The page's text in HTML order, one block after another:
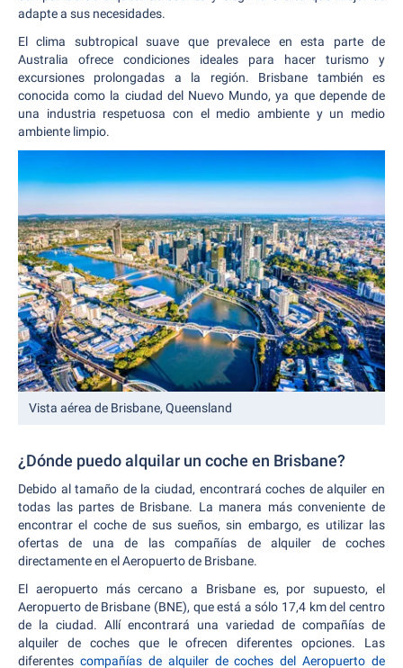
adapte a sus necesidades.
El clima subtropical suave que prevalece en esta parte de
Australia ofrece condiciones ideales para hacer turismo y
excursiones prolongadas a la región. Brisbane también es
conocida como la ciudad del Nuevo Mundo, ya que depende de
una industria respetuosa con el medio ambiente y un medio
ambiente limpio.
Vista aérea de Brisbane, Queensland
¿Dónde puedo alquilar un coche en Brisbane?
Debido al tamaño de la ciudad, encontrará coches de alquiler en
todas las partes de Brisbane. La manera más conveniente de
encontrar el coche de sus sueños, sin embargo, es utilizar las
ofertas de una de las compañías de alquiler de coches
directamente en el Aeropuerto de Brisbane.
El aeropuerto más cercano a Brisbane es, por supuesto, el
Aeropuerto de Brisbane (BNE), que está a sólo 17,4 km del centro
de la ciudad. Allí encontrará una variedad de compañías de
alquiler de coches que le ofrecen diferentes opciones. Las
diferentes compañías de alquiler de coches del Aeropuerto de